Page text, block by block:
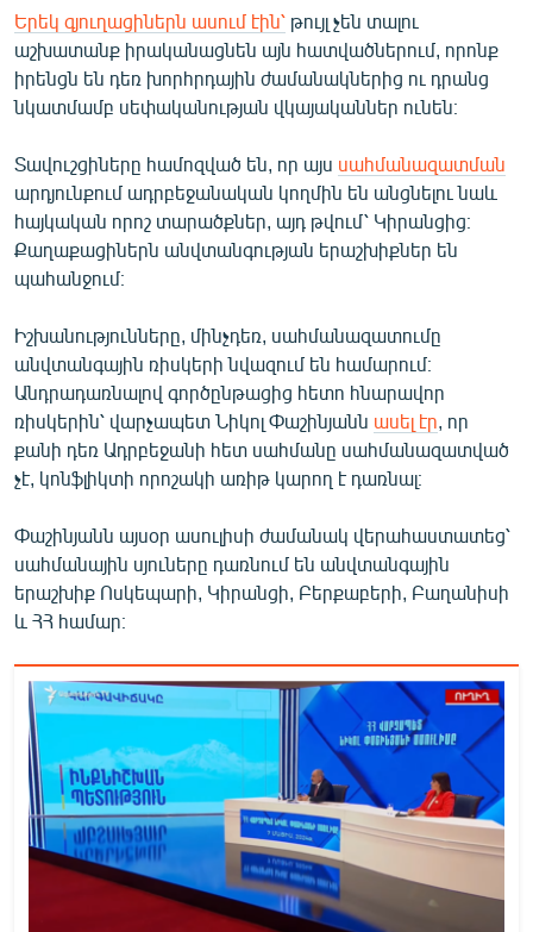
Երեկ գյուղացիներն ասում էին՝ թույլ չեն տալու
աշխատանք իրականացնեն այն հատվածներում, որոնք
իրենցն են դեռ խորհրդային ժամանակներից ու դրանց
նկատմամբ սեփականության վկայականներ ունեն։
Տավուշցիները համոզված են, որ այս սահմանազատման
արդյունքում ադրբեջանական կողմին են անցնելու նաև
հայկական որոշ տարածքներ, այդ թվում՝ Կիրանցից։
Քաղաքացիներն անվտանգության երաշխիքներ են
պահանջում։
Իշխանությունները, մինչդեռ, սահմանազատումը
անվտանգային ռիսկերի նվազում են համարում։
Անդրադառնալով գործընթացից հետո հնարավոր
ռիսկերին՝ վարչապետ Նիկոլ Փաշինյանն ասել էր , որ
քանի դեռ Ադրբեջանի հետ սահմանը սահմանազատված
չէ, կոնֆլիկտի որոշակի առիթ կարող է դառնալ։
Փաշինյանն այսօր ասուլիսի ժամանակ վերահաստատեց՝
սահմանային սյուները դառնում են անվտանգային
երաշխիք Ոսկեպարի, Կիրանցի, Բերքաբերի, Բաղանիսի
և ՀՀ համար։